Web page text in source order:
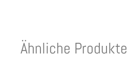
Ähnliche Produkte